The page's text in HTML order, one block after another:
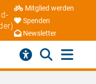
Mitglied werden
Spenden
Newsletter